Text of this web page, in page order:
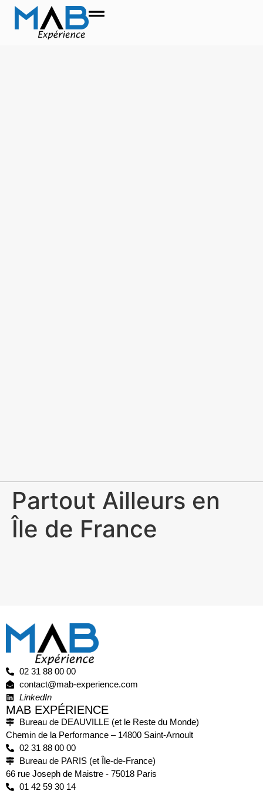
Partout Ailleurs en
Île de France
02 31 88 00 00
contact@mab-experience.com
LinkedIn
MAB EXPÉRIENCE
Bureau de DEAUVILLE (et le Reste du Monde)
Chemin de la Performance – 14800 Saint-Arnoult
02 31 88 00 00
Bureau de PARIS (et Île-de-France)
66 rue Joseph de Maistre - 75018 Paris
01 42 59 30 14